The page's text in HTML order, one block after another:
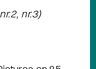
nr.2, nr.3)